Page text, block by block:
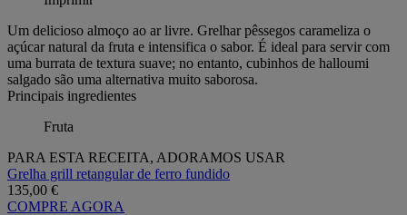
Um delicioso almoço ao ar livre. Grelhar pêssegos carameliza o
açúcar natural da fruta e intensifica o sabor. É ideal para servir com
uma burrata de textura suave; no entanto, cubinhos de halloumi
salgado são uma alternativa muito saborosa.
Principais ingredientes
Fruta
PARA ESTA RECEITA, ADORAMOS USAR
Grelha grill retangular de ferro fundido
135,00 €
COMPRE AGORA